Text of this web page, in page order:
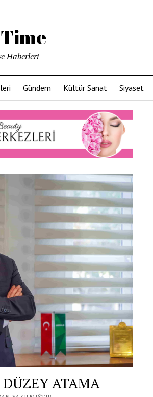
Haberleri
Gündem Kültür Sanat Siyaset
DÜZEY ATAMA